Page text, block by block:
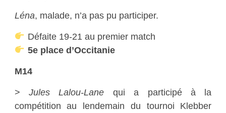
Léna, malade, n’a pas pu participer.
Défaite 19-21 au premier match
5e place d’Occitanie
M14
>Jules Lalou-Lane qui a participé à la
compétition au lendemain du tournoi Klebber